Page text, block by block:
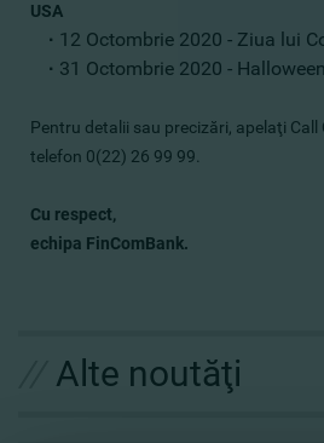
USA
· 12 Octombrie 2020 - Ziua lui
· 31 Octombrie 2020 - Halloween
Pentru detalii sau precizări, apelaţi Call
telefon 0(22) 26 99 99.
Cu respect,
echipa FinComBank.
Alte noutăţi